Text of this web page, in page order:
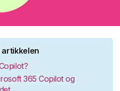
365 Copilot og